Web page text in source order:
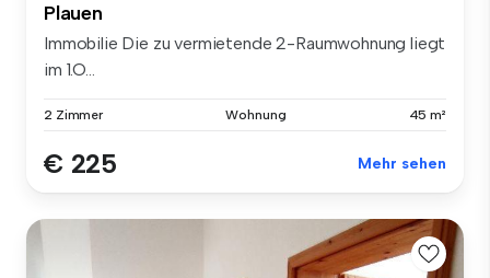
Plauen
Immobilie Die zu vermietende 2-Raumwohnung liegt
im 1.O...
2 Zimmer Wohnung 45 m²
€ 225 Mehr sehen